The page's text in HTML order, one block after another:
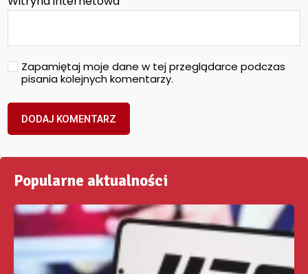
Zapamiętaj moje dane w tej przeglądarce podczas
pisania kolejnych komentarzy.
Popularne aktualności